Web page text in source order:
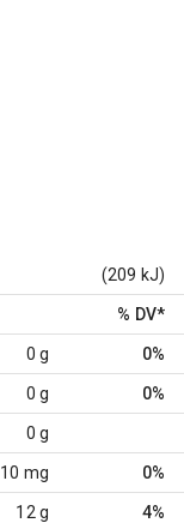
(209 kJ)
% DV*
0 g 0%
0 g 0%
0 g
10 mg 0%
12 g 4%